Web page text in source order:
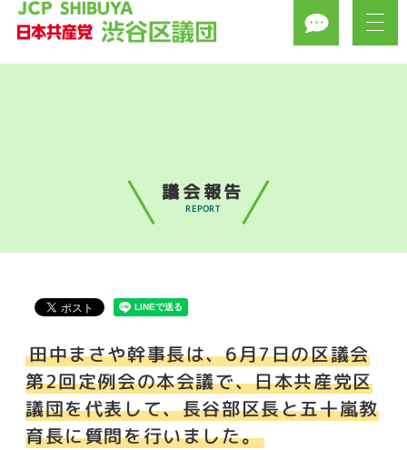
議会報告
REPORT
田中まさや幹事長は、6月7日の区議会
第2回定例会の本会議で、日本共産党区
議団を代表して、長谷部区長と五十嵐教
育長に質問を行いました。